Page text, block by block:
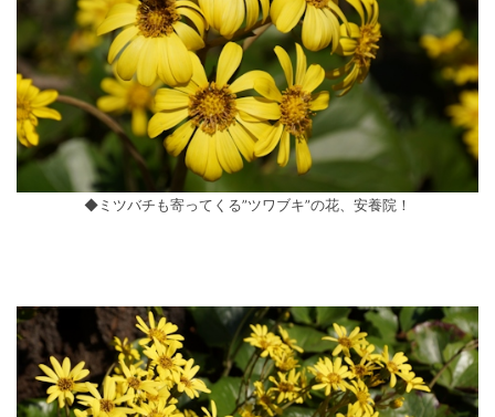
◆ミツバチも寄ってくる”ツワブキ”の花、安養院！